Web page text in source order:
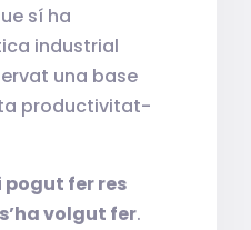
sí ha
industrial
una base
productivitat-
pogut fer res
volgut fer.